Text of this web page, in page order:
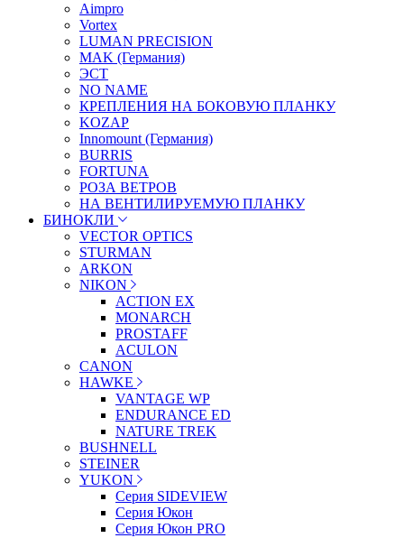
Aimpro
Vortex
LUMAN PRECISION
MAK (Германия)
ЭСТ
NO NAME
КРЕПЛЕНИЯ НА БОКОВУЮ ПЛАНКУ
KOZAP
Innomount (Германия)
BURRIS
FORTUNA
РОЗА ВЕТРОВ
НА ВЕНТИЛИРУЕМУЮ ПЛАНКУ
БИНОКЛИ
VECTOR OPTICS
STURMAN
ARKON
NIKON
ACTION EX
MONARCH
PROSTAFF
ACULON
CANON
HAWKE
VANTAGE WP
ENDURANCE ED
NATURE TREK
BUSHNELL
STEINER
YUKON
Серия SIDEVIEW
Серия Юкон
Серия Юкон PRO